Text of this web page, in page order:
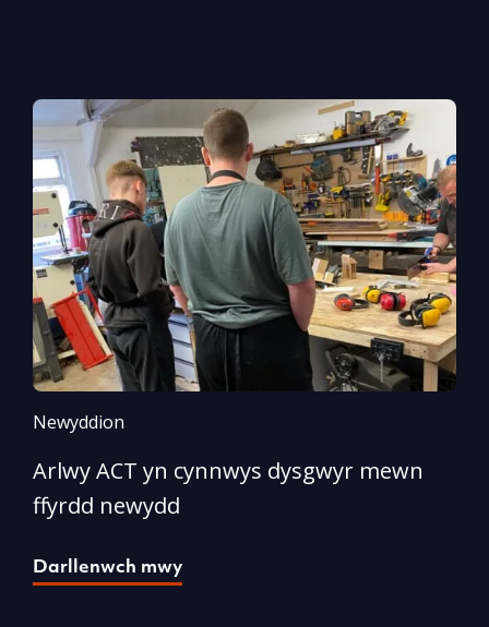
Newyddion
Arlwy ACT yn cynnwys dysgwyr mewn
ffyrdd newydd
Darllenwch mwy